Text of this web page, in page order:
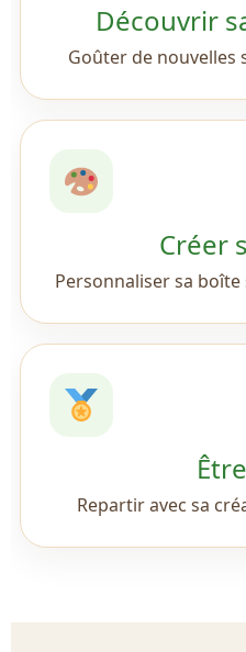
Découvrir
Goûter de nouvelles
Créer
Personnaliser sa
Repartir avec sa